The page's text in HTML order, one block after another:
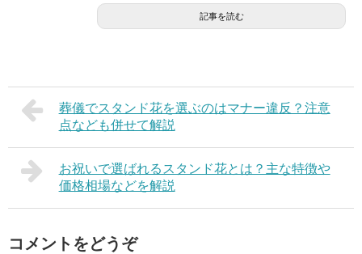
記事を読む
葬儀でスタンド花を選ぶのはマナー違反？注意
点なども併せて解説
お祝いで選ばれるスタンド花とは？主な特徴や
価格相場などを解説
コメントをどうぞ